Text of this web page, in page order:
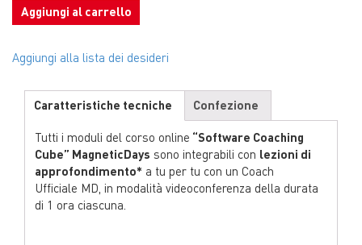
Aggiungi al carrello
Aggiungi alla lista dei desideri
Caratteristiche tecniche
Confezione
Tutti i moduli del corso online “Software Coaching
Cube” MagneticDays sono integrabili con lezioni di
approfondimento* a tu per tu con un Coach
Ufficiale MD, in modalità videoconferenza della durata
di 1 ora ciascuna.